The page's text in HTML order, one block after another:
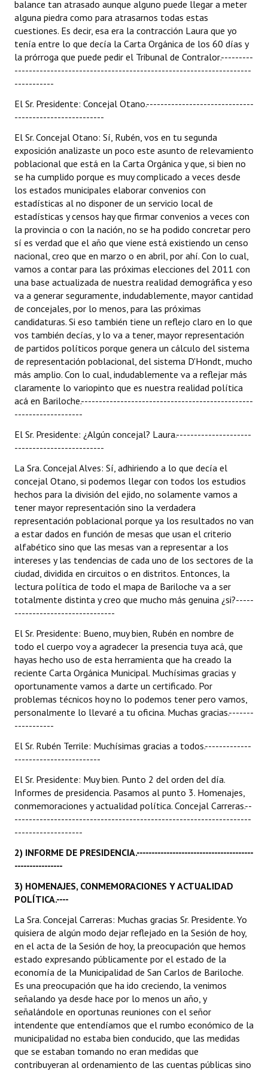
balance tan atrasado aunque alguno puede llegar a meter
alguna piedra como para atrasarnos todas estas
cuestiones. Es decir, esa era la contracción Laura que yo
tenía entre lo que decía la Carta Orgánica de los 60 días y
la prórroga que puede pedir el Tribunal de Contralor.---------
------------------------------------------------------------------
-----------
El Sr. Presidente: Concejal Otano.------------------------------
-------------------------
El Sr. Concejal Otano: Sí, Rubén, vos en tu segunda
exposición analizaste un poco este asunto de relevamiento
poblacional que está en la Carta Orgánica y que, si bien no
se ha cumplido porque es muy complicado a veces desde
los estados municipales elaborar convenios con
estadísticas al no disponer de un servicio local de
estadísticas y censos hay que firmar convenios a veces con
la provincia o con la nación, no se ha podido concretar pero
sí es verdad que el año que viene está existiendo un censo
nacional, creo que en marzo o en abril, por ahí. Con lo cual,
vamos a contar para las próximas elecciones del 2011 con
una base actualizada de nuestra realidad demográfica y eso
va a generar seguramente, indudablemente, mayor cantidad
de concejales, por lo menos, para las próximas
candidaturas. Si eso también tiene un reflejo claro en lo que
vos también decías, y lo va a tener, mayor representación
de partidos políticos porque genera un cálculo del sistema
de representación poblacional, del sistema D'Hondt, mucho
más amplio. Con lo cual, indudablemente va a reflejar más
claramente lo variopinto que es nuestra realidad política
acá en Bariloche.------------------------------------------------
-------------------
El Sr. Presidente: ¿Algún concejal? Laura.---------------------
-------------------------
La Sra. Concejal Alves: Sí, adhiriendo a lo que decía el
concejal Otano, si podemos llegar con todos los estudios
hechos para la división del ejido, no solamente vamos a
tener mayor representación sino la verdadera
representación poblacional porque ya los resultados no van
a estar dados en función de mesas que usan el criterio
alfabético sino que las mesas van a representar a los
intereses y las tendencias de cada uno de los sectores de la
ciudad, dividida en circuitos o en distritos. Entonces, la
lectura política de todo el mapa de Bariloche va a ser
totalmente distinta y creo que mucho más genuina ¿si?-----
----------------------------
El Sr. Presidente: Bueno, muy bien, Rubén en nombre de
todo el cuerpo voy a agradecer la presencia tuya acá, que
hayas hecho uso de esta herramienta que ha creado la
reciente Carta Orgánica Municipal. Muchísimas gracias y
oportunamente vamos a darte un certificado. Por
problemas técnicos hoy no lo podemos tener pero vamos,
personalmente lo llevaré a tu oficina. Muchas gracias.-------
-----------
El Sr. Rubén Terrile: Muchísimas gracias a todos.-------------
------------------------
El Sr. Presidente: Muy bien. Punto 2 del orden del día.
Informes de presidencia. Pasamos al punto 3. Homenajes,
conmemoraciones y actualidad política. Concejal Carreras.--
------------------------------------------------------------------
-------------------
2) INFORME DE PRESIDENCIA.---------------------------------------
----------------
3) HOMENAJES, CONMEMORACIONES Y ACTUALIDAD
POLÍTICA.----
La Sra. Concejal Carreras: Muchas gracias Sr. Presidente. Yo
quisiera de algún modo dejar reflejado en la Sesión de hoy,
en el acta de la Sesión de hoy, la preocupación que hemos
estado expresando públicamente por el estado de la
economía de la Municipalidad de San Carlos de Bariloche.
Es una preocupación que ha ido creciendo, la venimos
señalando ya desde hace por lo menos un año, y
señalándole en oportunas reuniones con el señor
intendente que entendíamos que el rumbo económico de la
municipalidad no estaba bien conducido, que las medidas
que se estaban tomando no eran medidas que
contribuyeran al ordenamiento de las cuentas públicas sino